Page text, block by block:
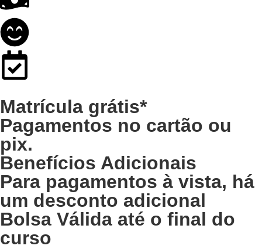
Matrícula grátis*
Pagamentos no cartão ou
pix.
Benefícios Adicionais
Para pagamentos à vista, há
um desconto adicional
Bolsa Válida até o final do
curso